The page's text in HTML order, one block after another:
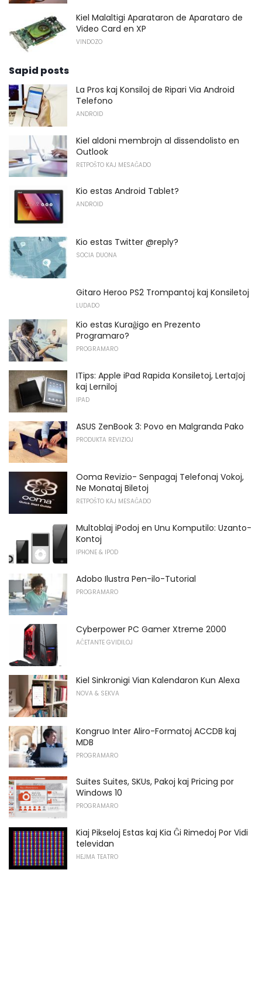
Kiel Malaltigi Aparataron de Aparataro de
Video Card en XP
VINDOZO
Sapid posts
La Pros kaj Konsiloj de Ripari Via Android
Telefono
ANDROID
Kiel aldoni membrojn al dissendolisto en
Outlook
RETPOŜTO KAJ MESAĜADO
Kio estas Android Tablet?
ANDROID
Kio estas Twitter @reply?
SOCIA DUONA
Gitaro Heroo PS2 Trompantoj kaj Konsiletoj
LUDADO
Kio estas Kuraĝigo en Prezento
Programaro?
PROGRAMARO
ITips: Apple iPad Rapida Konsiletoj, Lertaĵoj
kaj Lerniloj
IPAD
ASUS ZenBook 3: Povo en Malgranda Pako
PRODUKTA REVIZIOJ
Ooma Revizio- Senpagaj Telefonaj Vokoj,
Ne Monataj Biletoj
RETPOŜTO KAJ MESAĜADO
Multoblaj iPodoj en Unu Komputilo: Uzanto-
Kontoj
IPHONE & IPOD
Adobo Ilustra Pen-ilo-Tutorial
PROGRAMARO
Cyberpower PC Gamer Xtreme 2000
AĈETANTE GVIDILOJ
Kiel Sinkronigi Vian Kalendaron Kun Alexa
NOVA & SEKVA
Kongruo Inter Aliro-Formatoj ACCDB kaj
MDB
PROGRAMARO
Suites Suites, SKUs, Pakoj kaj Pricing por
Windows 10
PROGRAMARO
Kiaj Pikseloj Estas kaj Kia Ĝi Rimedoj Por Vidi
televidan
HEJMA TEATRO